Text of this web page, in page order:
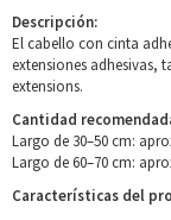
Descripción:
El cabello con cinta
extensiones adhesivas,
extensions.
Cantidad
Largo de 30–50 cm:
Largo de 60–70 cm:
Características del